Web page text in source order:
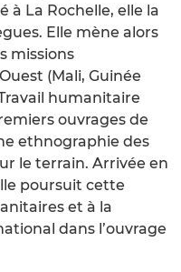
à La Rochelle, elle la
Elle mène alors
missions
(Mali, Guinée
humanitaire
ouvrages de
ethnographie des
le terrain. Arrivée en
poursuit cette
et à la
dans l’ouvrage